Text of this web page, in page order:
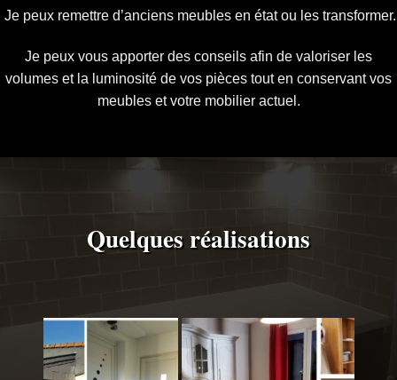
Je peux remettre d’anciens meubles en état ou les transformer.
Je peux vous apporter des conseils afin de valoriser les
volumes et la luminosité de vos pièces tout en conservant vos
meubles et votre mobilier actuel.
Quelques réalisations